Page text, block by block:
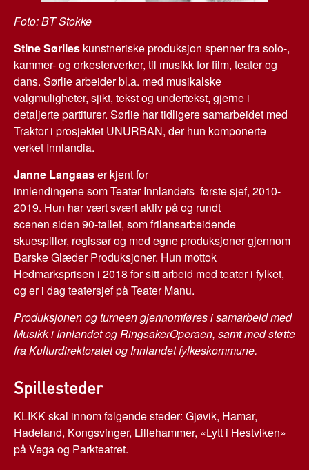
Foto: BT Stokke
Stine Sørlies kunstneriske produksjon spenner fra solo-,
kammer- og orkesterverker, til musikk for film, teater og
dans. Sørlie arbeider bl.a. med musikalske
valgmuligheter, sjikt, tekst og undertekst, gjerne i
detaljerte partiturer. Sørlie har tidligere samarbeidet med
Traktor i prosjektet UNURBAN, der hun komponerte
verket Innlandia.
Janne Langaaser kjent for
innlendingene som Teater Innlandets første sjef, 2010-
2019. Hun har vært svært aktiv på og rundt
scenen siden 90-tallet, som frilansarbeidende
skuespiller, regissør og med egne produksjoner gjennom
Barske Glæder Produksjoner. Hun mottok
Hedmarksprisen i 2018 for sitt arbeid med teater i fylket,
og er i dag teatersjef på Teater Manu.
Produksjonen og turneen gjennomføres i samarbeid med
Musikk i Innlandet og RingsakerOperaen, samt med støtte
fra Kulturdirektoratet og Innlandet fylkeskommune.
Spillesteder
KLIKK skal innom følgende steder: Gjøvik, Hamar,
Hadeland, Kongsvinger, Lillehammer, «Lytt i Hestviken»
på Vega og Parkteatret.